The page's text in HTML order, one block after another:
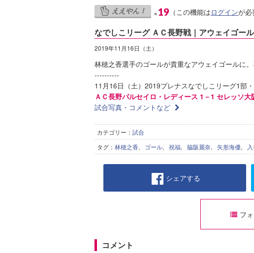
ええやん！ ×19 （この機能はログインが必
なでしこリーグ ＡＣ長野戦｜アウェイゴー
2019年11月16日（土）
林穂之香選手のゴールが貴重なアウェイゴールに。
----------
11月16日（土）2019プレナスなでしこリーグ1部
ＡＣ長野パルセイロ・レディース 1－1 セレッソ大
試合写真・コメントなど
カテゴリー： 試合
タグ： 林穂之香, ゴール, 祝福, 脇阪麗奈, 矢形海優,
シェアする
フ
コメント